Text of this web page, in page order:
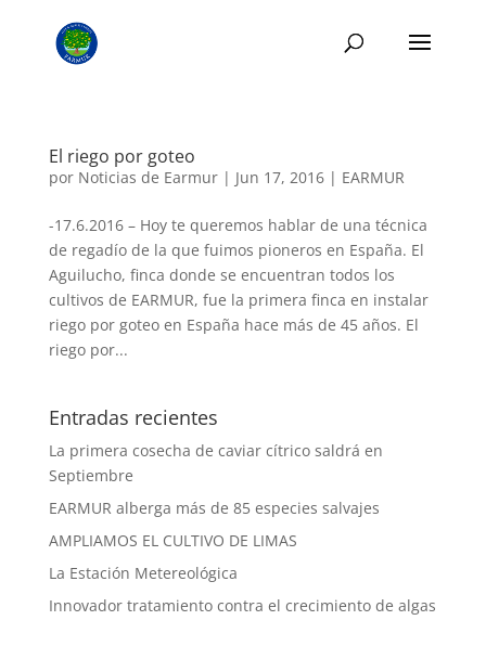
El riego por goteo
por Noticias de Earmur| Jun 17, 2016| EARMUR
-17.6.2016 – Hoy te queremos hablar de una técnica
de regadío de la que fuimos pioneros en España. El
Aguilucho, finca donde se encuentran todos los
cultivos de EARMUR, fue la primera finca en instalar
riego por goteo en España hace más de 45 años. El
riego por...
Entradas recientes
La primera cosecha de caviar cítrico saldrá en
Septiembre
EARMUR alberga más de 85 especies salvajes
AMPLIAMOS EL CULTIVO DE LIMAS
La Estación Metereológica
Innovador tratamiento contra el crecimiento de algas